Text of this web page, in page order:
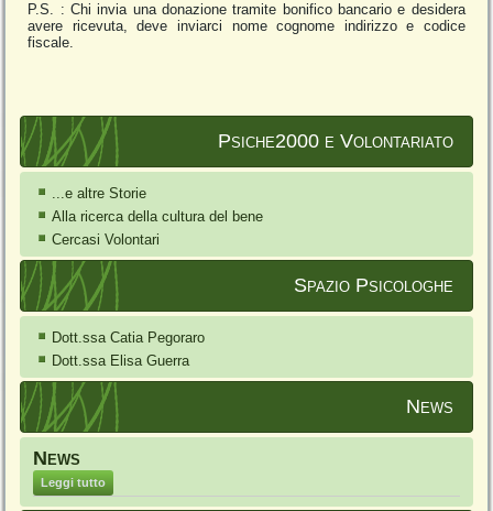
P.S. : Chi invia una donazione tramite bonifico bancario e desidera
avere ricevuta, deve inviarci nome cognome indirizzo e codice
fiscale.
Psiche2000 e Volontariato
...e altre Storie
Alla ricerca della cultura del bene
Cercasi Volontari
Spazio Psicologhe
Dott.ssa Catia Pegoraro
Dott.ssa Elisa Guerra
News
News
Leggi tutto